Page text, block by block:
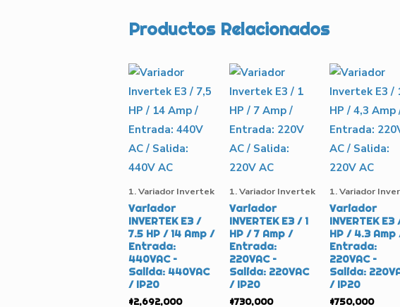
Productos Relacionados
1. Variador Invertek
Variador
INVERTEK E3 /
7.5 HP / 14 Amp /
Entrada:
440VAC –
Salida: 440VAC
/ IP20
$2,692,000
1. Variador Invertek
Variador
INVERTEK E3 / 1
HP / 7 Amp /
Entrada:
220VAC –
Salida: 220VAC
/ IP20
$730,000
1. Variador
Variador
INVERTEK E3
HP / 4.3 Amp
Entrada:
220VAC –
Salida:
/ IP20
$750,000